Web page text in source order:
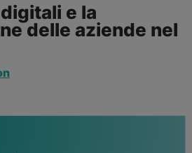
e la
delle aziende nel